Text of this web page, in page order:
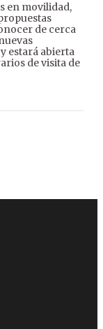
en movilidad,
de cerca
estará abierta
de visita de